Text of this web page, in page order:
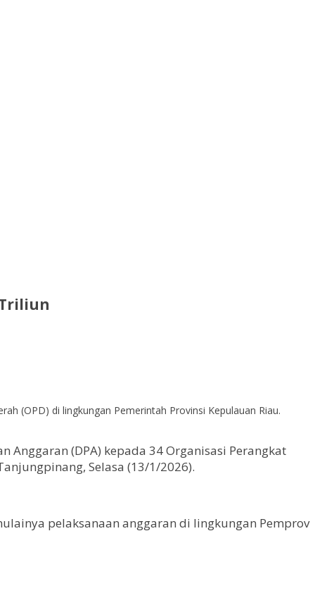
(OPD) di lingkungan Pemerintah Provinsi Kepulauan Riau.
Anggaran (DPA) kepada 34 Organisasi Perangkat
Selasa (13/1/2026).
pelaksanaan anggaran di lingkungan Pemprov